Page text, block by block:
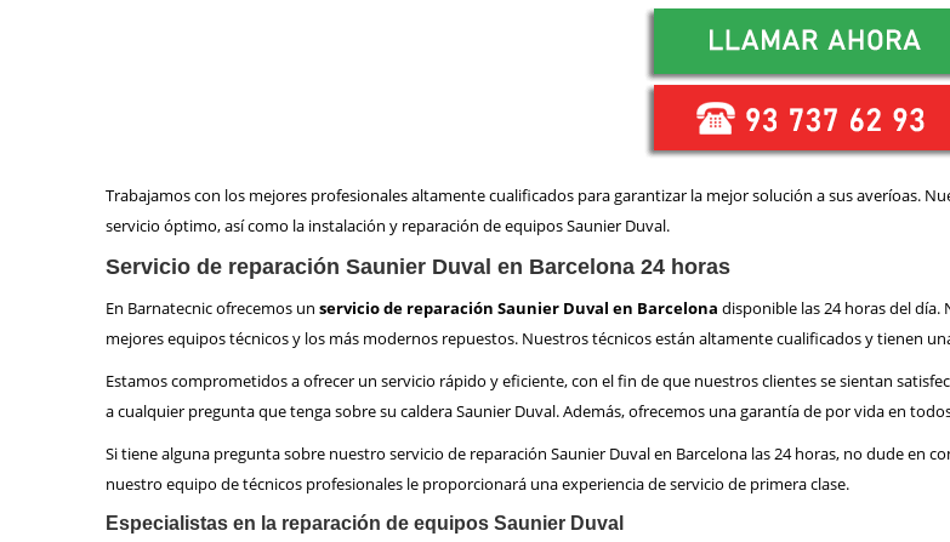
Trabajamos con los mejores profesionales altamente cualificados para garantizar la mejor solución a sus averíoas.
servicio óptimo, así como la instalación y reparación de equipos Saunier Duval.
Servicio de reparación Saunier Duval en Barcelona 24 horas
En Barnatecnic ofrecemos un servicio de reparación Saunier Duval en Barcelona disponible las 24 horas del
mejores equipos técnicos y los más modernos repuestos. Nuestros técnicos están altamente cualificados y tienen
Estamos comprometidos a ofrecer un servicio rápido y eficiente, con el fin de que nuestros clientes se sientan
a cualquier pregunta que tenga sobre su caldera Saunier Duval. Además, ofrecemos una garantía de por vida en
Si tiene alguna pregunta sobre nuestro servicio de reparación Saunier Duval en Barcelona las 24 horas, no dude en
nuestro equipo de técnicos profesionales le proporcionará una experiencia de servicio de primera clase.
Especialistas en la reparación de equipos Saunier Duval